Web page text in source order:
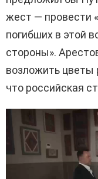
жест — провести
погибших в этой
стороны».
возложить цветы
что российская
д